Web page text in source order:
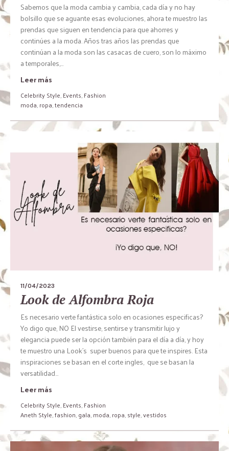
Sabemos que la moda cambia y cambia, cada día y no hay
bolsillo que se aguante esas evoluciones, ahora te muestro las
prendas que siguen en tendencia para que ahorres y
continúes a la moda. Años tras años las prendas que
continúan a la moda son las casacas de cuero, son lo máximo
a temporales,...
Leer más
Celebrity Style,Events,Fashion
moda,ropa,tendencia
11/04/2023
Look de Alfombra Roja
Es necesario verte fantástica solo en ocasiones especificas?
Yo digo que, NO El vestirse, sentirse y transmitir lujo y
elegancia puede ser la opción también para el día a día, y hoy
te muestro una Look´s super buenos para que te inspires. Esta
inspiraciones se basan en el corte ingles, que se basan la
versatilidad...
Leer más
Celebrity Style,Events,Fashion
Aneth Style,fashion,gala,moda,ropa,style,vestidos